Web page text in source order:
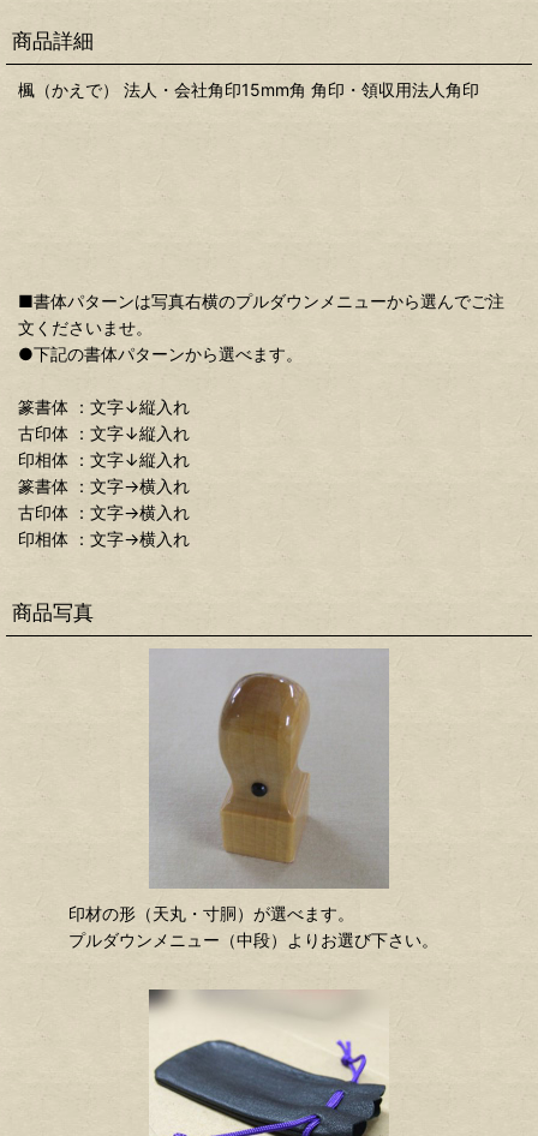
商品詳細
楓（かえで） 法人・会社角印15mm角 角印・領収用法人角印
■書体パターンは写真右横のプルダウンメニューから選んでご注
文くださいませ。
●下記の書体パターンから選べます。
篆書体 ：文字↓縦入れ
古印体 ：文字↓縦入れ
印相体 ：文字↓縦入れ
篆書体 ：文字→横入れ
古印体 ：文字→横入れ
印相体 ：文字→横入れ
商品写真
印材の形（天丸・寸胴）が選べます。
プルダウンメニュー（中段）よりお選び下さい。